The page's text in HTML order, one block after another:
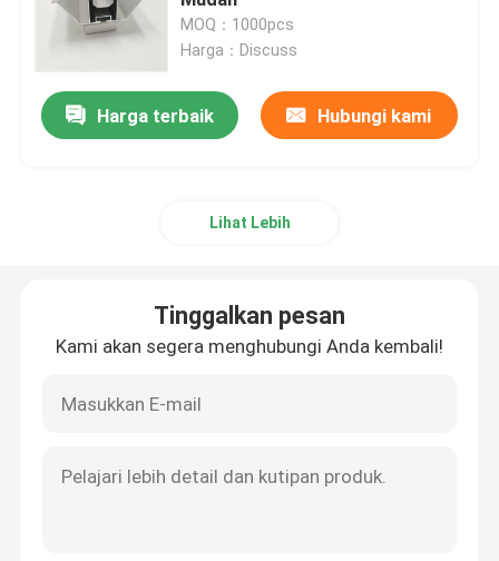
Klem Pemasangan Panel Surya
Rel Pemasangan Panel Surya
Kit Sambungan Rel
Dudukan Miring Panel Surya
Kait Atap Surya
MOQ：1000pcs
Harga：Discuss
Harga terbaik Hubungi kami
Lihat Lebih
Tinggalkan pesan
Kami akan segera menghubungi Anda kembali!